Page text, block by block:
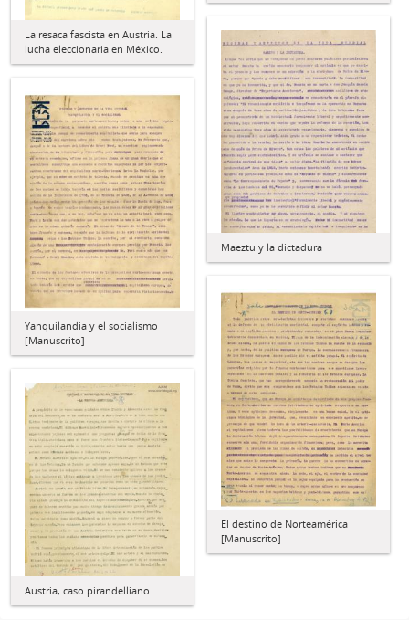
La resaca fascista en Austria. La
lucha eleccionaria en México.
Maeztu y la dictadura
Yanquilandia y el socialismo
[Manuscrito]
El destino de Norteamérica
[Manuscrito]
Austria, caso pirandelliano